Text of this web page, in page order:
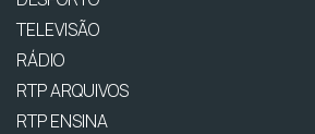
TELEVISÃO
RÁDIO
RTP ARQUIVOS
RTP ENSINA